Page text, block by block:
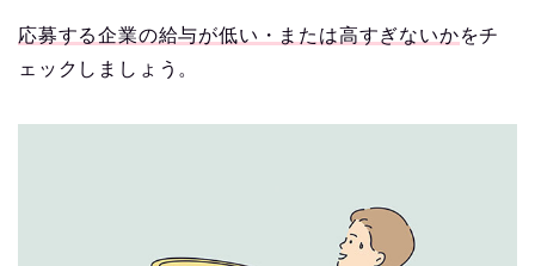
応募する企業の給与が低い・または高すぎないかをチ
ェックしましょう。